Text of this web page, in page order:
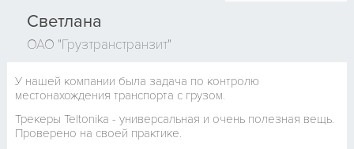
Светлана
ОАО "Грузтранстранзит"
У нашей компании была задача по контролю
местонахождения транспорта с грузом.
Трекеры Teltonika - универсальная и очень полезная вещь.
Проверено на своей практике.